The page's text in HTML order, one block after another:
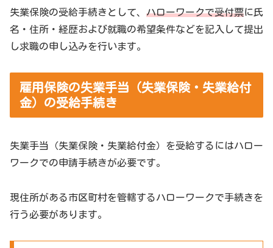
失業保険の受給手続きとして、 ハローワークで受付票に氏
名・住所・経歴および就職の希望条件などを記入して提出
し求職の申し込みを行います。
雇用保険の失業手当（失業保険・失業給付
金）の受給手続き
失業手当（失業保険・失業給付金）を受給するにはハロー
ワークでの申請手続きが必要です。
現住所がある市区町村を管轄するハローワークで手続きを
行う必要があります。